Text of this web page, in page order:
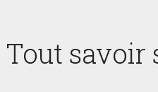
Tout savoir